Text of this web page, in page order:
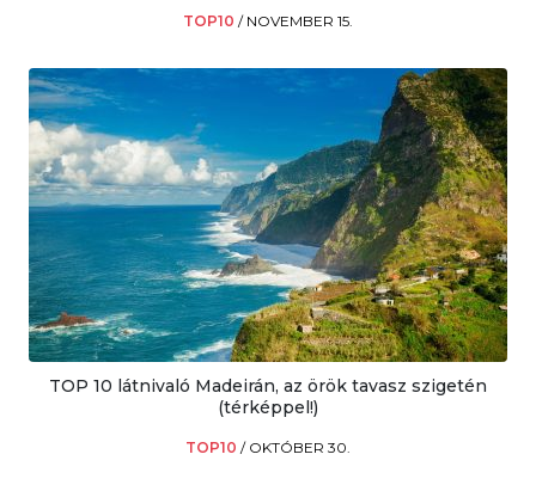
TOP10 / NOVEMBER 15.
TOP 10 látnivaló Madeirán, az örök tavasz szigetén
(térképpel!)
TOP10 / OKTÓBER 30.